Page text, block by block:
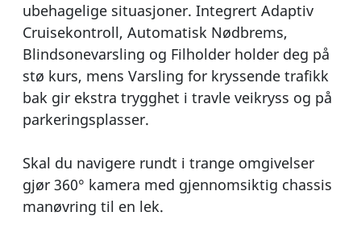
ubehagelige situasjoner. Integrert Adaptiv
Cruisekontroll, Automatisk Nødbrems,
Blindsonevarsling og Filholder holder deg på
stø kurs, mens Varsling for kryssende trafikk
bak gir ekstra trygghet i travle veikryss og på
parkeringsplasser.
Skal du navigere rundt i trange omgivelser
gjør 360° kamera med gjennomsiktig chassis
manøvring til en lek.